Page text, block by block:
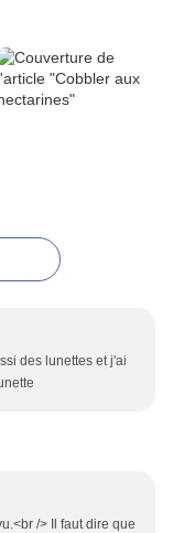
des lunettes et j'ai
/> Il faut dire que